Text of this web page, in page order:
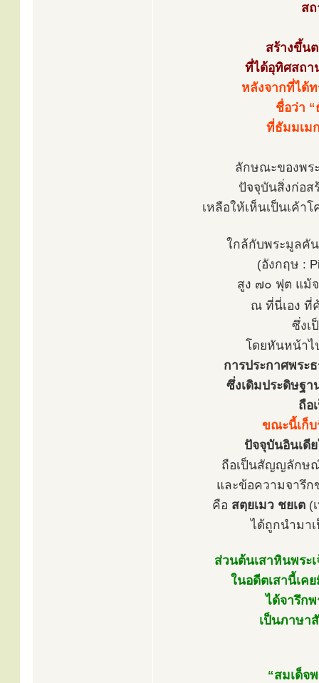
ส
สร้างขึ้น
ที่ได้อุทิศสถา
หลังจากที่ได้
ชื่อว่า
ที่ธัมมเม
ลักษณะของพร
ปัจจุบันสิ่งก่อส
เหลือให้เห็นเป็นเค้
ใกล้กับพระมูลคั
(อังกฤษ :
สูง ๗๐ ฟุต แม้
ณ ที่นี่เอง ที่
ซึ่งเ
โดยหันหน้าไ
การประกาศพระ
ซึ่งเดิมประดิษฐ
ถือ
ขณะนี้เก็
ปัจจุบันอินเดี
ถือเป็นสัญญลักษณ์
และข้อความจารึก
คือ สตฺยเมว ชยเต (
ได้ถูกนำมา
ส่วนต้นเสาหินพระ
ในอดีตเสานี้เค
ได้จารึกพ
เป็นภาษา
“สมเด็จ